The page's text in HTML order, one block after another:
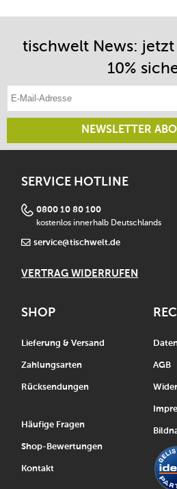
tischwelt News:
10%
NEWSLETTER
SERVICE HOTLINE
0800 10 80 100
kostenlos innerhalb Deutschlands
service@tischwelt.de
VERTRAG WIDERRUFEN
SHOP
Lieferung & Versand
Zahlungsarten
Rücksendungen
Häufige Fragen
Shop-Bewertungen
Kontakt
AGB